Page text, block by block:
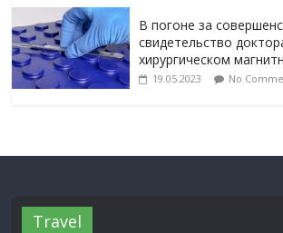
В погоне за
свидетельство
хирургическом
19.05.2023 No
Travel